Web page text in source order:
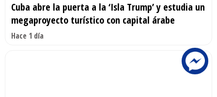
Cuba abre la puerta a la ‘Isla Trump’ y estudia un
megaproyecto turístico con capital árabe
Hace 1 día